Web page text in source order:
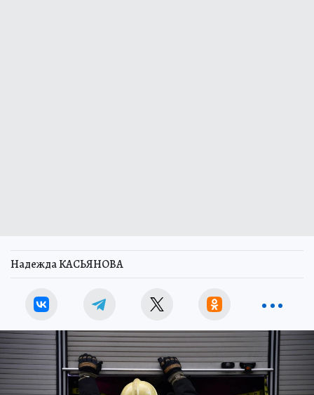
Надежда КАСЬЯНОВА